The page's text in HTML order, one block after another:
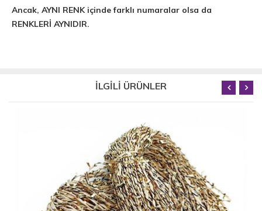
Ancak, AYNI RENK içinde farklı numaralar olsa da
RENKLERİ AYNIDIR.
İLGİLİ ÜRÜNLER